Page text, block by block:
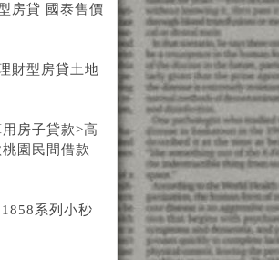
房貸 國泰售價
財型房貸土地
用房子貸款>高
桃園民間借款
系列小秒